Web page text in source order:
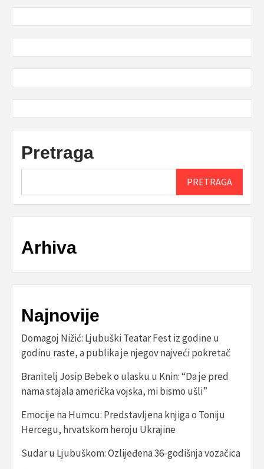
Pretraga
PRETRAGA
Arhiva
Najnovije
Domagoj Nižić: Ljubuški Teatar Fest iz godine u
godinu raste, a publika je njegov najveći pokretač
Branitelj Josip Bebek o ulasku u Knin: “Da je pred
nama stajala američka vojska, mi bismo ušli”
Emocije na Humcu: Predstavljena knjiga o Toniju
Hercegu, hrvatskom heroju Ukrajine
Sudar u Ljubuškom: Ozlijeđena 36-godišnja vozačica